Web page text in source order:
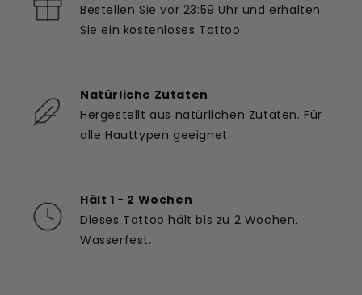
Bestellen Sie vor 23:59 Uhr und erhalten
Sie ein kostenloses Tattoo.
Natürliche Zutaten
Hergestellt aus natürlichen Zutaten. Für
alle Hauttypen geeignet.
Hält 1 - 2 Wochen
Dieses Tattoo hält bis zu 2 Wochen.
Wasserfest.